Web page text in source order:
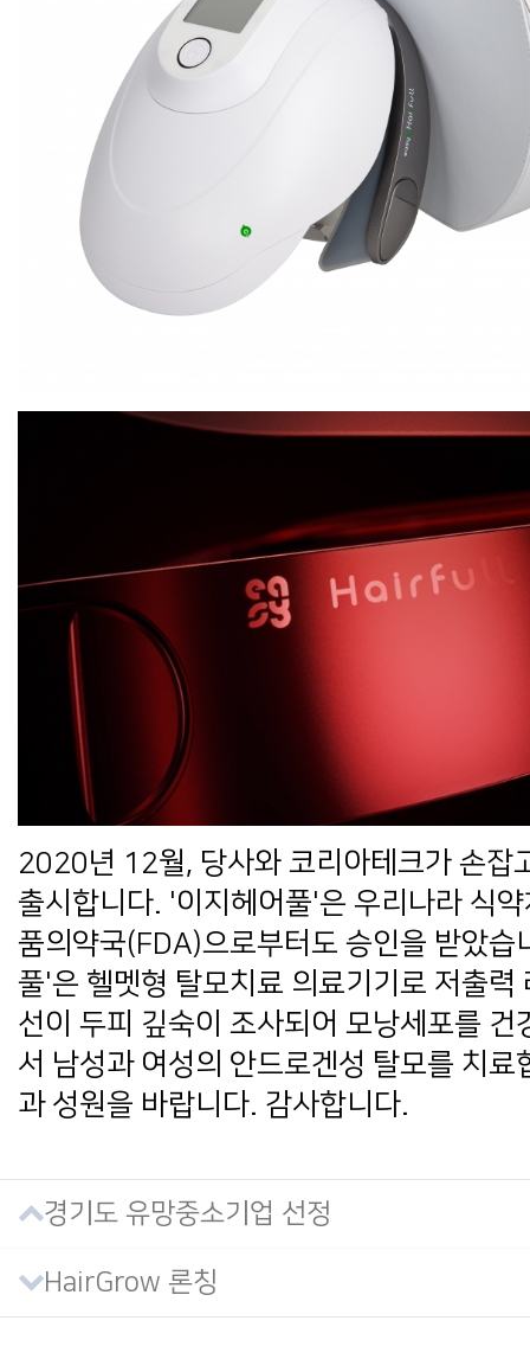
2020년 12월, 당사와 코리아테크가 손잡
출시합니다. '이지헤어풀'은 우리나라 식
품의약국(FDA)으로부터도 승인을 받았습
풀'은 헬멧형 탈모치료 의료기기로 저출력
선이 두피 깊숙이 조사되어 모낭세포를 건
서 남성과 여성의 안드로겐성 탈모를 치료
과 성원을 바랍니다. 감사합니다.
경기도 유망중소기업 선정
HairGrow 론칭